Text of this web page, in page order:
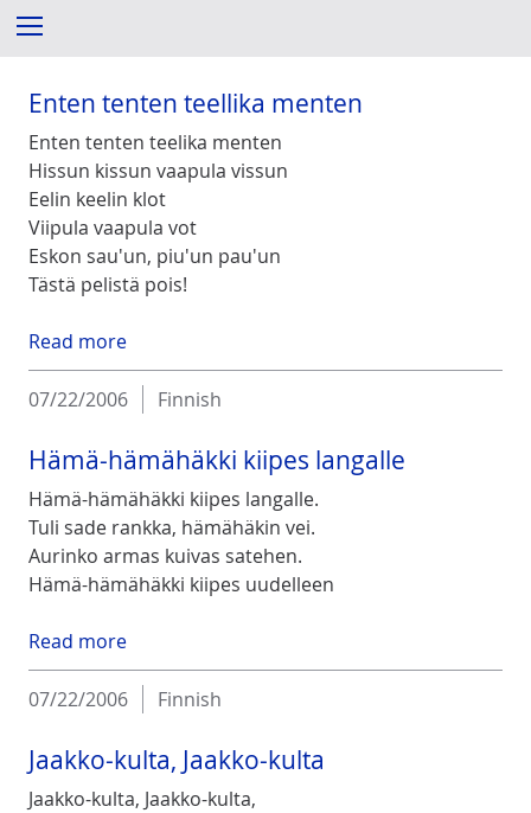
Enten tenten teellika menten
Enten tenten teelika menten
Hissun kissun vaapula vissun
Eelin keelin klot
Viipula vaapula vot
Eskon sau'un, piu'un pau'un
Tästä pelistä pois!
Read more
07/22/2006 Finnish
Hämä-hämähäkki kiipes langalle
Hämä-hämähäkki kiipes langalle.
Tuli sade rankka, hämähäkin vei.
Aurinko armas kuivas satehen.
Hämä-hämähäkki kiipes uudelleen
Read more
07/22/2006 Finnish
Jaakko-kulta, Jaakko-kulta
Jaakko-kulta, Jaakko-kulta,